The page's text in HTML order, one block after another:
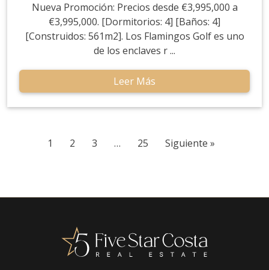
Nueva Promoción: Precios desde €3,995,000 a
€3,995,000. [Dormitorios: 4] [Baños: 4]
[Construidos: 561m2]. Los Flamingos Golf es uno
de los enclaves r ...
Leer Más
1 2 3 … 25 Siguiente »